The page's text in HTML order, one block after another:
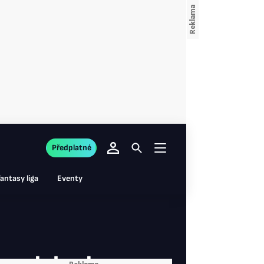
liga Eventy
Předplatné